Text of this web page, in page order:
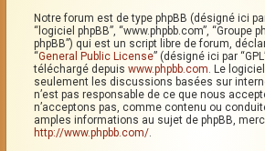
Notre forum est de type phpBB (désigné ici par
“logiciel phpBB”, “www.phpbb.com”, “Groupe
phpBB”) qui est un script libre de forum,
“General Public License” (désigné ici par
téléchargé depuis www.phpbb.com. Le
seulement les discussions basées sur
n’est pas responsable de ce que nous
n’acceptons pas, comme contenu ou
amples informations au sujet de phpBB,
http://www.phpbb.com/.